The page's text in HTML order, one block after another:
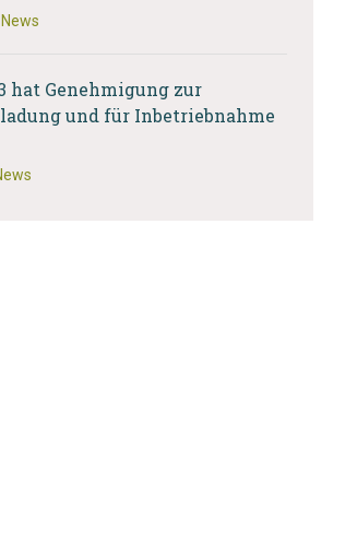
News
hat Genehmigung zur
und für Inbetriebnahme